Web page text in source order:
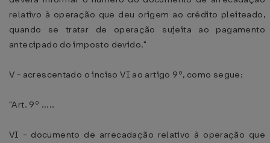
relativo à operação que deu origem ao crédito pleiteado,
quando se tratar de operação sujeita ao pagamento
antecipado do imposto devido."
V - acrescentado o inciso VI ao artigo 9º, como segue:
"Art. 9º .....
VI - documento de arrecadação relativo à operação que